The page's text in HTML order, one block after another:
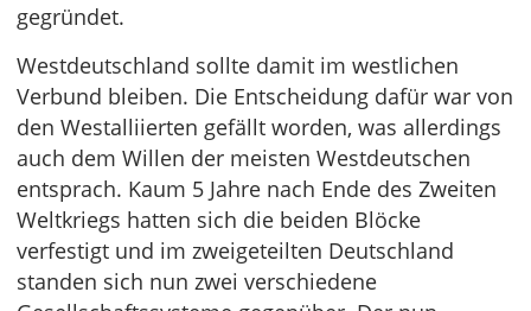
gegründet.
Westdeutschland sollte damit im westlichen
Verbund bleiben. Die Entscheidung dafür war von
den Westalliierten gefällt worden, was allerdings
auch dem Willen der meisten Westdeutschen
entsprach. Kaum 5 Jahre nach Ende des Zweiten
Weltkriegs hatten sich die beiden Blöcke
verfestigt und im zweigeteilten Deutschland
standen sich nun zwei verschiedene